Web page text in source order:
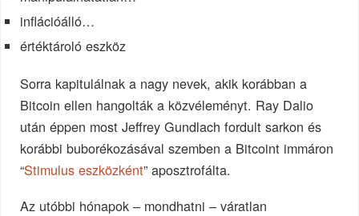
inflációálló…
értéktároló eszköz
Sorra kapitulálnak a nagy nevek, akik korábban a
Bitcoin ellen hangolták a közvéleményt. Ray Dalio
után éppen most Jeffrey Gundlach fordult sarkon és
korábbi buborékozásával szemben a Bitcoint immáron
“Stimulus eszközként” aposztrofálta.
Az utóbbi hónapok – mondhatni – váratlan